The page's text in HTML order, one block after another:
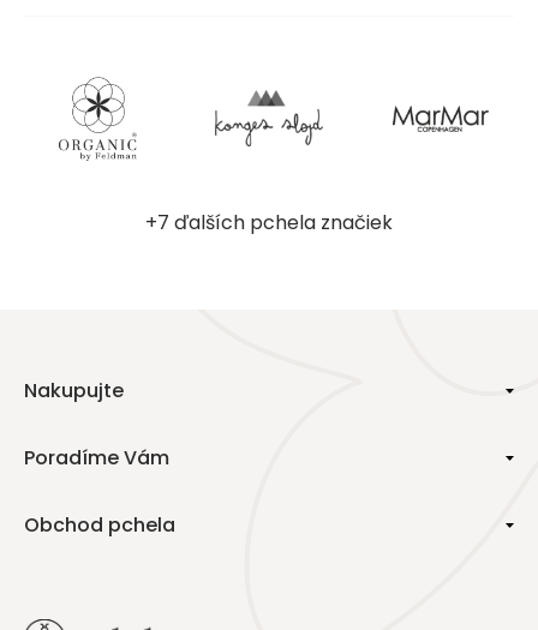
+7 ďalších pchela značiek
Nakupujte
Poradíme Vám
Obchod pchela